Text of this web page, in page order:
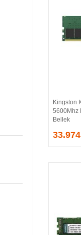
Kingston
5600Mhz
Bellek